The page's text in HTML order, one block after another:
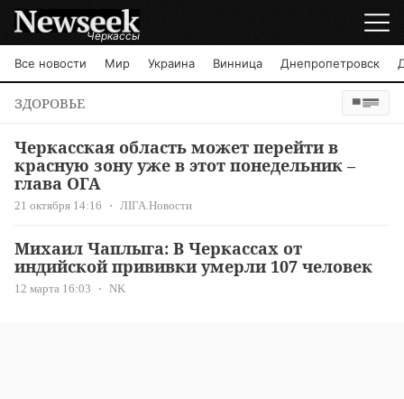
Черкассы
Все новости Мир Украина Винница Днепропетровск
ЗДОРОВЬЕ
Черкасская область может перейти в
красную зону уже в этот понедельник –
глава ОГА
21 октября 14:16 ЛІГА.Новости
Михаил Чаплыга: В Черкассах от
индийской прививки умерли 107 человек
12 марта 16:03 NK